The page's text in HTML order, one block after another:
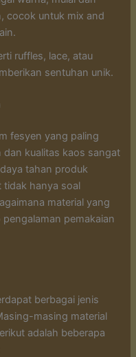
cocok untuk mix and
ruffles, lace, atau
sentuhan unik.
fesyen yang paling
dan kualitas kaos sangat
tahan produk
tidak hanya soal
material yang
pemakaian
berbagai jenis
masing material
adalah beberapa